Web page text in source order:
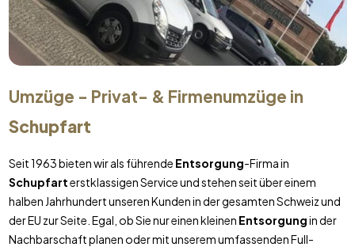
Umzüge - Privat- & Firmenumzüge in
Schupfart
Seit 1963 bieten wir als führende Entsorgung-Firma in
Schupfarterstklassigen Service und stehen seit über einem
halben Jahrhundert unseren Kunden in der gesamten Schweiz und
der EU zur Seite. Egal, ob Sie nur einen kleinen Entsorgungin der
Nachbarschaft planen oder mit unserem umfassenden Full-